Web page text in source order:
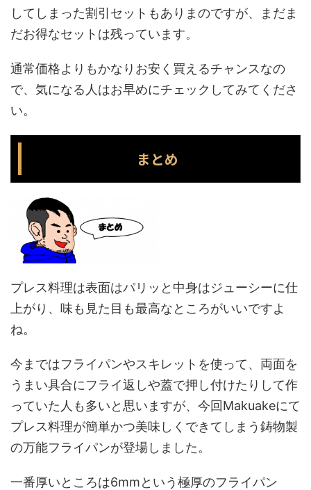
してしまった割引セットもありまのですが、まだま
だお得なセットは残っています。
通常価格よりもかなりお安く買えるチャンスなの
で、気になる人はお早めにチェックしてみてくださ
い。
まとめ
プレス料理は表面はパリッと中身はジューシーに仕
上がり、味も見た目も最高なところがいいですよ
ね。
今まではフライパンやスキレットを使って、両面を
うまい具合にフライ返しや蓋で押し付けたりして作
っていた人も多いと思いますが、今回Makuakeにて
プレス料理が簡単かつ美味しくできてしまう鋳物製
の万能フライパンが登場しました。
一番厚いところは6mmという極厚のフライパン